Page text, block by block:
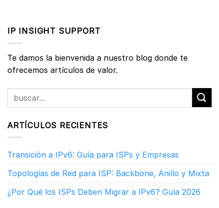
IP INSIGHT SUPPORT
Te damos la bienvenida a nuestro blog donde te
ofrecemos artículos de valor.
ARTÍCULOS RECIENTES
Transición a IPv6: Guía para ISPs y Empresas
Topologías de Red para ISP: Backbone, Anillo y Mixta
¿Por Qué los ISPs Deben Migrar a IPv6? Guía 2026